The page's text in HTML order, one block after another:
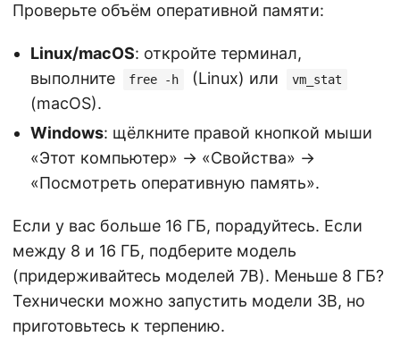
Проверьте объём оперативной памяти:
Linux/macOS: откройте терминал,
выполните
free -h (Linux) или vm_stat
(macOS).
Windows: щёлкните правой кнопкой мыши
«Этот компьютер» → «Свойства» →
«Посмотреть оперативную память».
Если у вас больше 16 ГБ, порадуйтесь. Если
между 8 и 16 ГБ, подберите модель
(придерживайтесь моделей 7B). Меньше 8 ГБ?
Технически можно запустить модели 3B, но
приготовьтесь к терпению.